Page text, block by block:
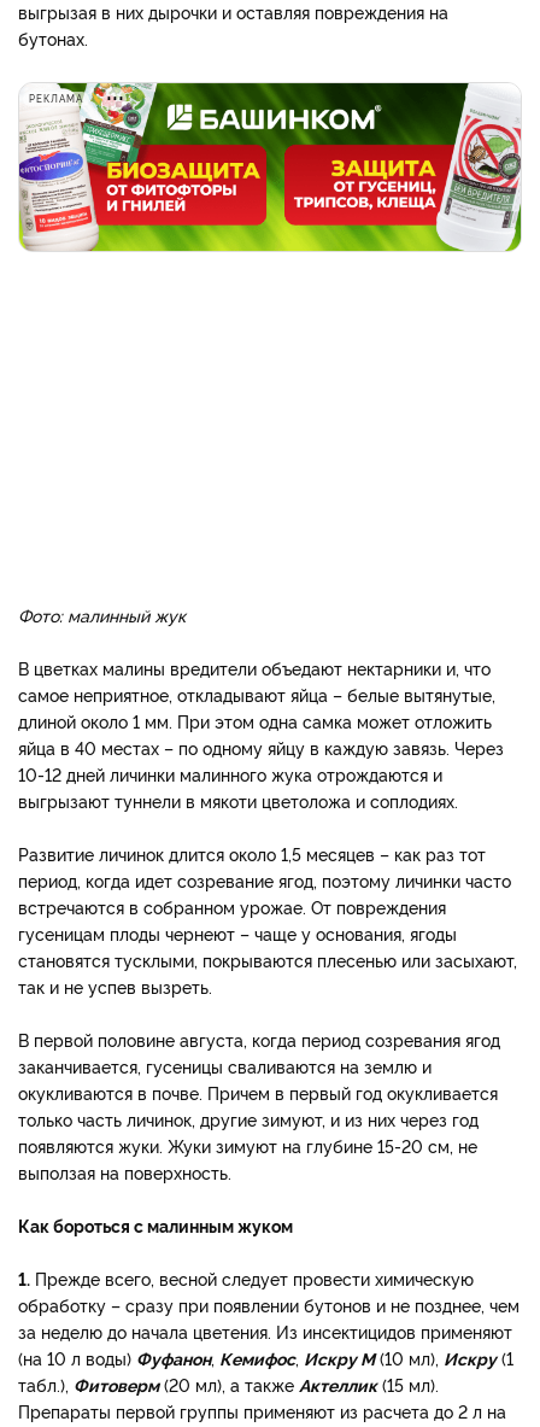
выгрызая в них дырочки и оставляя повреждения на
бутонах.
РЕКЛАМА
Фото: малинный жук
В цветках малины вредители объедают нектарники и, что
самое неприятное, откладывают яйца – белые вытянутые,
длиной около 1 мм. При этом одна самка может отложить
яйца в 40 местах – по одному яйцу в каждую завязь. Через
10-12 дней личинки малинного жука отрождаются и
выгрызают туннели в мякоти цветоложа и соплодиях.
Развитие личинок длится около 1,5 месяцев – как раз тот
период, когда идет созревание ягод, поэтому личинки часто
встречаются в собранном урожае. От повреждения
гусеницам плоды чернеют – чаще у основания, ягоды
становятся тусклыми, покрываются плесенью или засыхают,
так и не успев вызреть.
В первой половине августа, когда период созревания ягод
заканчивается, гусеницы сваливаются на землю и
окукливаются в почве. Причем в первый год окукливается
только часть личинок, другие зимуют, и из них через год
появляются жуки. Жуки зимуют на глубине 15-20 см, не
выползая на поверхность.
Как бороться с малинным жуком
1. Прежде всего, весной следует провести химическую
обработку – сразу при появлении бутонов и не позднее, чем
за неделю до начала цветения. Из инсектицидов применяют
(на 10 л воды) Фуфанон, Кемифос, Искру М(10 мл), Искру(1
табл.), Фитоверм(20 мл), а также Актеллик(15 мл).
Препараты первой группы применяют из расчета до 2 л на